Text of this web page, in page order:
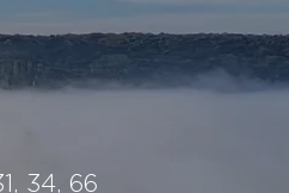
34, 66